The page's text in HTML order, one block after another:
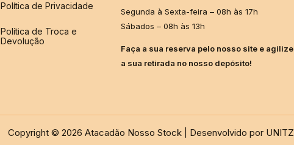
Política de Privacidade
Política de Troca e
Devolução
Segunda à Sexta-feira – 08h às 17h
Sábados – 08h às 13h
Faça a sua reserva pelo nosso site e agilize
a sua retirada no nosso depósito!
Copyright © 2026 Atacadão Nosso Stock | Desenvolvido por UNITZ